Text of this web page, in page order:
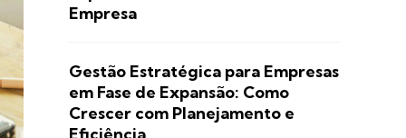
Empresa
Gestão Estratégica para Empresas
em Fase de Expansão: Como
Crescer com Planejamento e